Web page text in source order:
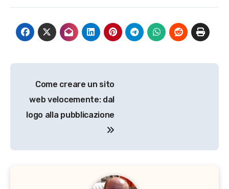
articoli
Come creare un sito
web velocemente: dal
logo alla pubblicazione